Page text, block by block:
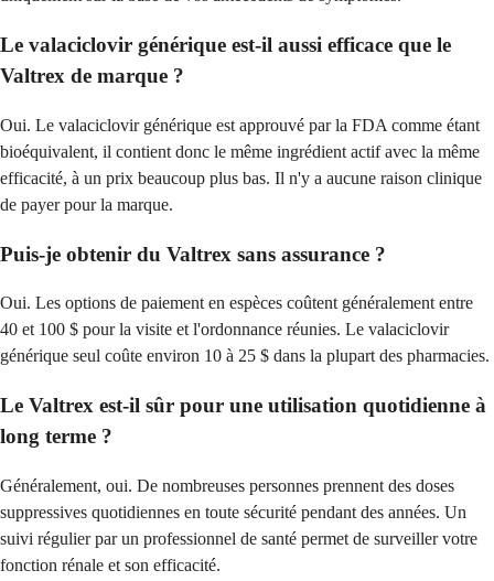
Le valaciclovir générique est-il aussi efficace que le
Valtrex de marque ?
Oui. Le valaciclovir générique est approuvé par la FDA comme étant
bioéquivalent, il contient donc le même ingrédient actif avec la même
efficacité, à un prix beaucoup plus bas. Il n'y a aucune raison clinique
de payer pour la marque.
Puis-je obtenir du Valtrex sans assurance ?
Oui. Les options de paiement en espèces coûtent généralement entre
40 et 100 $ pour la visite et l'ordonnance réunies. Le valaciclovir
générique seul coûte environ 10 à 25 $ dans la plupart des pharmacies.
Le Valtrex est-il sûr pour une utilisation quotidienne à
long terme ?
Généralement, oui. De nombreuses personnes prennent des doses
suppressives quotidiennes en toute sécurité pendant des années. Un
suivi régulier par un professionnel de santé permet de surveiller votre
fonction rénale et son efficacité.